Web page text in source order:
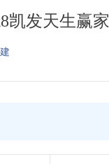
凯发天生赢家